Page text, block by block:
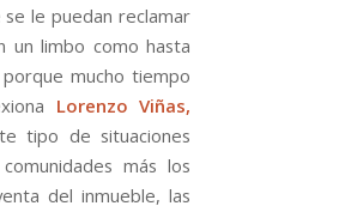
le puedan reclamar
un limbo como hasta
mucho tiempo
Lorenzo Viñas,
tipo de situaciones
más los
del inmueble, las